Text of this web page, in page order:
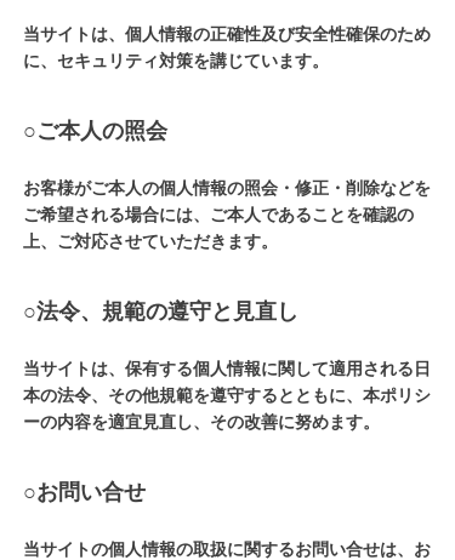
当サイトは、個人情報の正確性及び安全性確保のため
に、セキュリティ対策を講じています。
○ご本人の照会
お客様がご本人の個人情報の照会・修正・削除などを
ご希望される場合には、ご本人であることを確認の
上、ご対応させていただきます。
○法令、規範の遵守と見直し
当サイトは、保有する個人情報に関して適用される日
本の法令、その他規範を遵守するとともに、本ポリシ
ーの内容を適宜見直し、その改善に努めます。
○お問い合せ
当サイトの個人情報の取扱に関するお問い合せは、お